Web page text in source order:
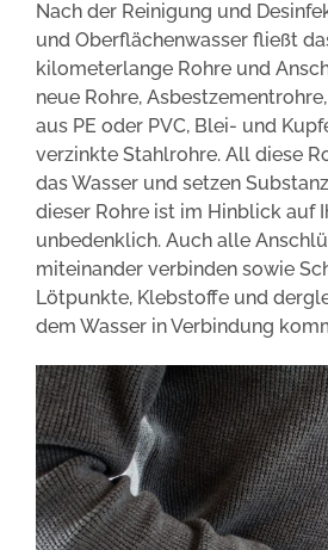
Nach der Reinigung und
und Oberflächenwasser fließt
kilometerlange Rohre und
neue Rohre,
aus PE oder PVC, Blei- und
verzinkte Stahlrohre. All diese
das Wasser und setzen
dieser Rohre ist im Hinblick auf
unbedenklich. Auch alle
miteinander verbinden sowie
Lötpunkte, Klebstoffe und
dem Wasser in Verbindung